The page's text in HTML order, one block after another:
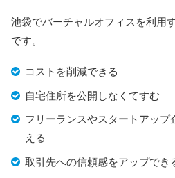
池袋でバーチャルオフィスを利用
です。
コストを削減できる
自宅住所を公開しなくてすむ
フリーランスやスタートアッ
える
取引先への信頼感をアップでき